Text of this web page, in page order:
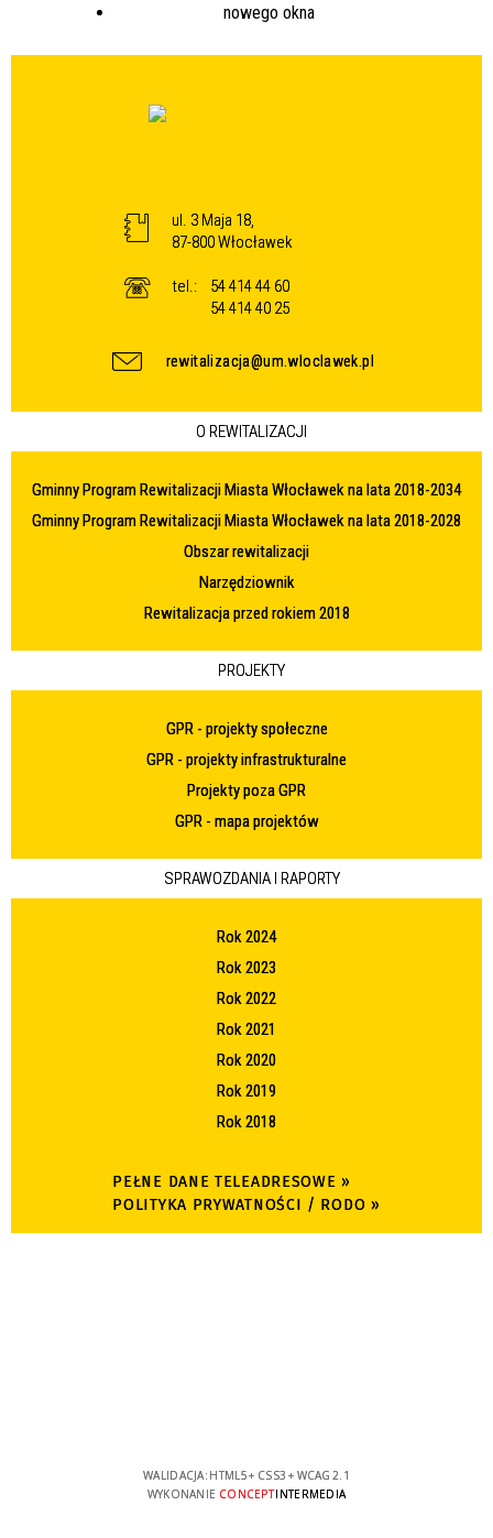
ul. 3 Maja 18,
87-800 Włocławek
tel.:
54 414 44 60
54 414 40 25
rewitalizacja@um.wloclawek.pl
O REWITALIZACJI
Gminny Program Rewitalizacji Miasta Włocławek na lata 2018-2034
Gminny Program Rewitalizacji Miasta Włocławek na lata 2018-2028
Obszar rewitalizacji
Narzędziownik
Rewitalizacja przed rokiem 2018
PROJEKTY
GPR - projekty społeczne
GPR - projekty infrastrukturalne
Projekty poza GPR
GPR - mapa projektów
SPRAWOZDANIA I RAPORTY
Rok 2024
Rok 2023
Rok 2022
Rok 2021
Rok 2020
Rok 2019
Rok 2018
PEŁNE DANE TELEADRESOWE »
POLITYKA PRYWATNOŚCI / RODO »
WALIDACJA: HTML5+ CSS3 + WCAG 2.1
WYKONANIE CONCEPTINTERMEDIA